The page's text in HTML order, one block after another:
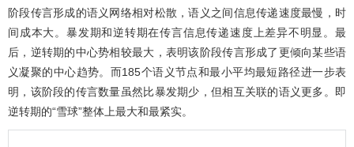
阶段传言形成的语义网络相对松散，语义之间信息传递速度最慢，时
间成本大。暴发期和逆转期在传言信息传递速度上差异不明显。最
后，逆转期的中心势相较最大，表明该阶段传言形成了更倾向某些语
义凝聚的中心趋势。而185个语义节点和最小平均最短路径进一步表
明，该阶段的传言数量虽然比暴发期少，但相互关联的语义更多。即
逆转期的“雪球”整体上最大和最紧实。